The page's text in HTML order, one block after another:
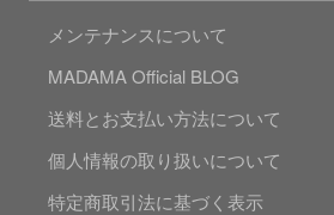
メンテナンスについて
MADAMA Official BLOG
送料とお支払い方法について
個人情報の取り扱いについて
特定商取引法に基づく表示